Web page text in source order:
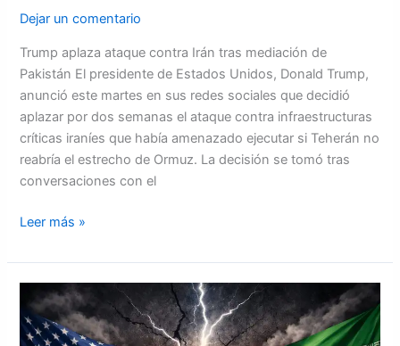
Dejar un comentario
Trump aplaza ataque contra Irán tras mediación de
Pakistán El presidente de Estados Unidos, Donald Trump,
anunció este martes en sus redes sociales que decidió
aplazar por dos semanas el ataque contra infraestructuras
críticas iraníes que había amenazado ejecutar si Teherán no
reabría el estrecho de Ormuz. La decisión se tomó tras
conversaciones con el
Leer más »
¿Por
qué
hay